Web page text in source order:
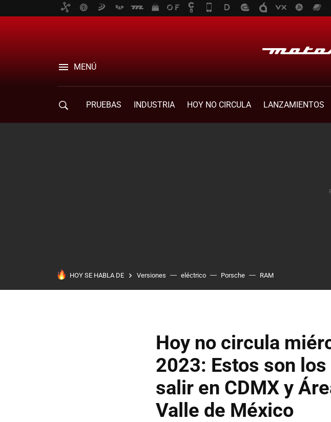
MENÚ
PRUEBAS INDUSTRIA HOY NO CIRCULA LANZAMIENTOS
HOY SE HABLA DE Versiones eléctrico Porsche RAM
Hoy no circula
2023: Estos son
salir en CDMX y
Valle de México